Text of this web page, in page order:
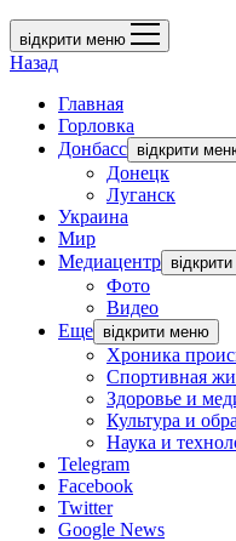
відкрити меню
Назад
Главная
Горловка
Донбасс відкрити
Донецк
Луганск
Украина
Мир
Медиацентр
Фото
Видео
Еще відкрити меню
Хроника
Спортивная
Здоровье и
Культура и
Наука и
Telegram
Facebook
Twitter
Google News